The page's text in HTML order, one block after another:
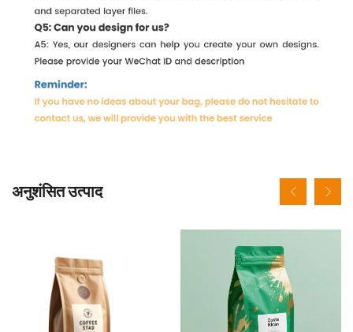
अनुशंसित उत्पाद